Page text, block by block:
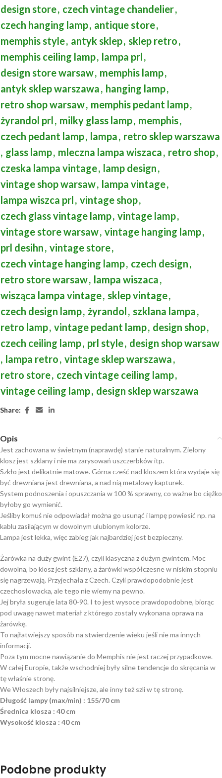
design store, czech vintage chandelier,
czech hanging lamp, antique store,
memphis style, antyk sklep, sklep retro,
memphis ceiling lamp, lampa prl,
design store warsaw, memphis lamp,
antyk sklep warszawa, hanging lamp,
retro shop warsaw, memphis pedant lamp,
żyrandol prl, milky glass lamp, memphis,
czech pedant lamp, lampa, retro sklep warszawa
, glass lamp, mleczna lampa wiszaca, retro shop,
czeska lampa vintage, lamp design,
vintage shop warsaw, lampa vintage,
lampa wiszca prl, vintage shop,
czech glass vintage lamp, vintage lamp,
vintage store warsaw, vintage hanging lamp,
prl desihn, vintage store,
czech vintage hanging lamp, czech design,
retro store warsaw, lampa wiszaca,
wisząca lampa vintage, sklep vintage,
czech design lamp, żyrandol, szklana lampa,
retro lamp, vintage pedant lamp, design shop,
czech ceiling lamp, prl style, design shop warsaw
, lampa retro, vintage sklep warszawa,
retro store, czech vintage ceiling lamp,
vintage ceiling lamp, design sklep warszawa
Share:
Opis
Jest zachowana w świetnym (naprawdę) stanie naturalnym. Zielony
klosz jest szklany i nie ma zarysowań uszczerbków itp.
Szkło jest delikatnie matowe. Górna cześć nad kloszem która wydaje się
być drewniana jest drewniana, a nad nią metalowy kapturek.
System podnoszenia i opuszczania w 100 % sprawny, co ważne bo ciężko
byłoby go wymienić.
Jeśliby komuś nie odpowiadał można go usunąć i lampę powiesić np. na
kablu zasilającym w dowolnym ulubionym kolorze.
Lampa jest lekka, więc zabieg jak najbardziej jest bezpieczny.
Żarówka na duży gwint (E27), czyli klasyczna z dużym gwintem. Moc
dowolna, bo klosz jest szklany, a żarówki współczesne w niskim stopniu
się nagrzewają. Przyjechała z Czech. Czyli prawdopodobnie jest
czechosłowacka, ale tego nie wiemy na pewno.
Jej bryła sugeruje lata 80-90. I to jest wysoce prawdopodobne, biorąc
pod uwagę nawet materiał z którego zostały wykonana oprawa na
żarówkę.
To najłatwiejszy sposób na stwierdzenie wieku jeśli nie ma innych
informacji.
Poza tym mocne nawiązanie do Memphis nie jest raczej przypadkowe.
W całej Europie, także wschodniej były silne tendencje do skręcania w
tę właśnie stronę.
We Włoszech były najsilniejsze, ale inny też szli w tę stronę.
Długość lampy (max/min) : 155/70 cm
Średnica klosza : 40 cm
Wysokość klosza : 40 cm
Podobne produkty